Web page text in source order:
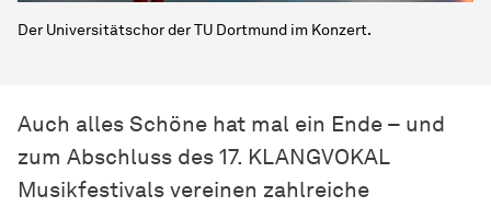
Der Universitätschor der TU Dortmund im Konzert.
Auch alles Schöne hat mal ein Ende – und
zum Abschluss des 17. KLANGVOKAL
Musikfestivals vereinen zahlreiche